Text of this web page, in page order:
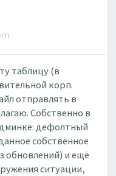
таблицу (в
корп.
отправлять в
Собственно в
дефолтный
собственное
обновлений) и ещё
ситуации,